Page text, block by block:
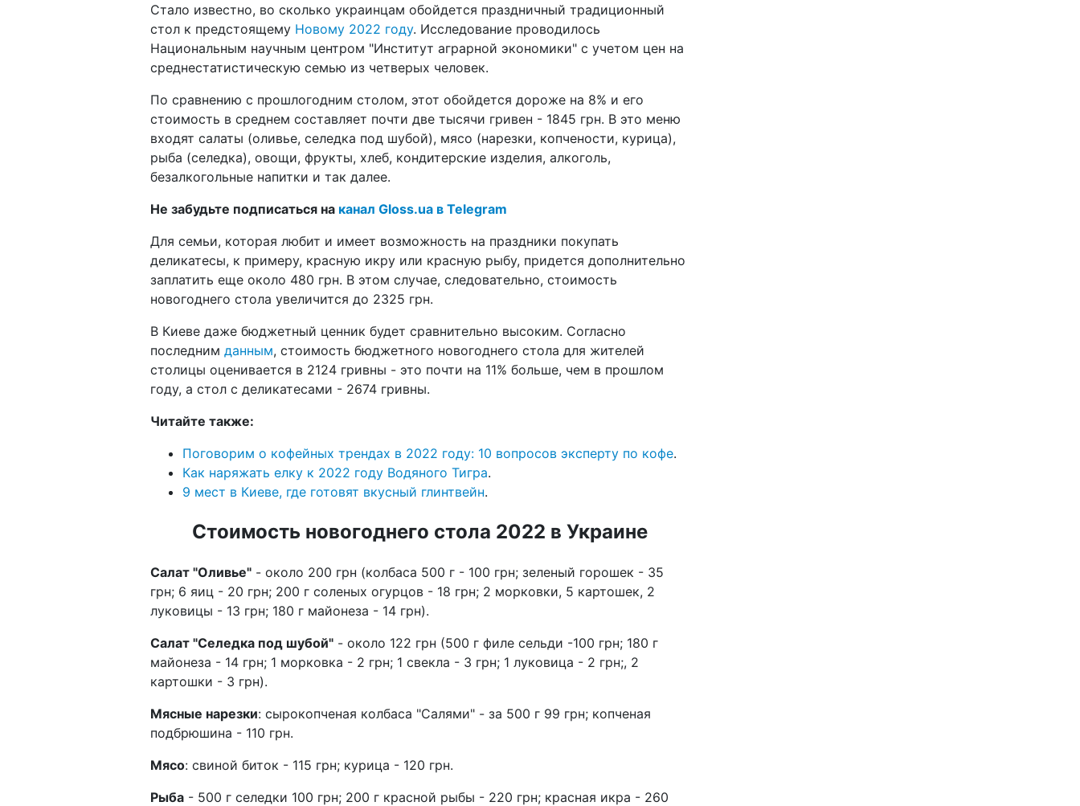
Стало известно, во сколько украинцам обойдется праздничный традиционный
стол к предстоящему Новому 2022 году. Исследование проводилось
Национальным научным центром "Институт аграрной экономики" с учетом цен на
среднестатистическую семью из четверых человек.
По сравнению с прошлогодним столом, этот обойдется дороже на 8% и его
стоимость в среднем составляет почти две тысячи гривен - 1845 грн. В это меню
входят салаты (оливье, селедка под шубой), мясо (нарезки, копчености, курица),
рыба (селедка), овощи, фрукты, хлеб, кондитерские изделия, алкоголь,
безалкогольные напитки и так далее.
Не забудьте подписаться на канал Gloss.ua в Telegram
Для семьи, которая любит и имеет возможность на праздники покупать
деликатесы, к примеру, красную икру или красную рыбу, придется дополнительно
заплатить еще около 480 грн. В этом случае, следовательно, стоимость
новогоднего стола увеличится до 2325 грн.
В Киеве даже бюджетный ценник будет сравнительно высоким. Согласно
последним данным, стоимость бюджетного новогоднего стола для жителей
столицы оценивается в 2124 гривны - это почти на 11% больше, чем в прошлом
году, а стол с деликатесами - 2674 гривны.
Читайте также:
Поговорим о кофейных трендах в 2022 году: 10 вопросов эксперту по кофе.
Как наряжать елку к 2022 году Водяного Тигра.
9 мест в Киеве, где готовят вкусный глинтвейн.
Стоимость новогоднего стола 2022 в Украине
Салат "Оливье" - около 200 грн (колбаса 500 г - 100 грн; зеленый горошек - 35
грн; 6 яиц - 20 грн; 200 г соленых огурцов - 18 грн; 2 морковки, 5 картошек, 2
луковицы - 13 грн; 180 г майонеза - 14 грн).
Салат "Селедка под шубой" - около 122 грн (500 г филе сельди -100 грн; 180 г
майонеза - 14 грн; 1 морковка - 2 грн; 1 свекла - 3 грн; 1 луковица - 2 грн;, 2
картошки - 3 грн).
Мясные нарезки: сырокопченая колбаса "Салями" - за 500 г 99 грн; копченая
подбрюшина - 110 грн.
Мясо: свиной биток - 115 грн; курица - 120 грн.
Рыба - 500 г селедки 100 грн; 200 г красной рыбы - 220 грн; красная икра - 260